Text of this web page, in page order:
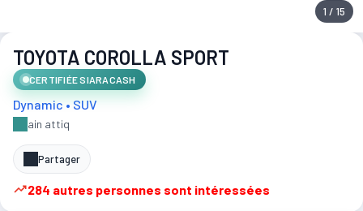
1 / 15
TOYOTA COROLLA SPORT
CERTIFIÉE SIARACASH
Dynamic • SUV
ain attiq
Partager
284 autres personnes sont intéressées